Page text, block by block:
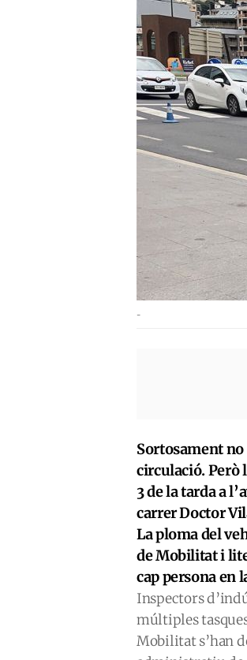
-
Sortosament no
circulació. Però
3 de la tarda a
carrer Doctor
La ploma del
de Mobilitat i
cap persona en
Inspectors
múltiples
Mobilitat s’han